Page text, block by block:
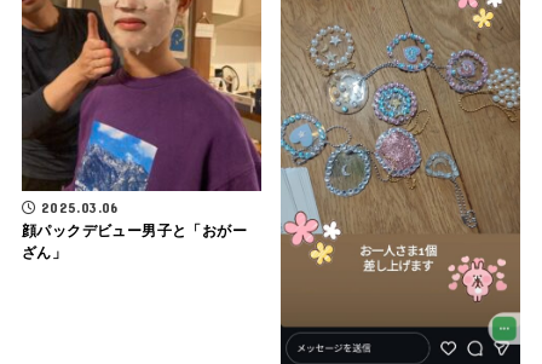
2025.03.06
顔パックデビュー男子と「おがー
ざん」